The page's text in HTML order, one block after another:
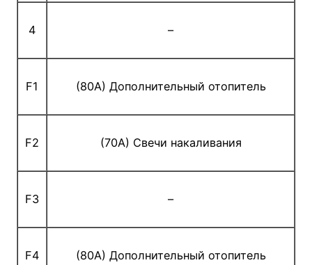
4 –
F1 (80A) Дополнительный отопитель
F2 (70A) Свечи накаливания
F3 –
F4 (80A) Дополнительный отопитель